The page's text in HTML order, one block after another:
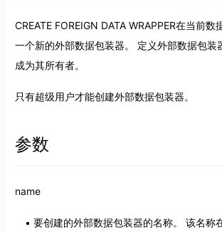
CREATE FOREIGN DATA WRAPPER在当前数
一个新的外部数据包装器。 定义外部数据包装
成为其所有者。
只有超级用户才能创建外部数据包装器。
参数
name
要创建的外部数据包装器的名称。 该名称